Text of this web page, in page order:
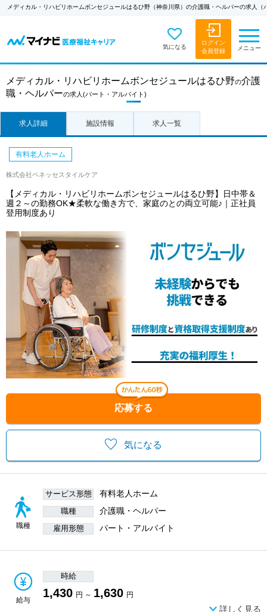
メディカル・リハビリホームボンセジュールはるひ野（神奈川県）の介護職・ヘルパーの求人（
気になる
ログイン
会員登録
メニュー
メディカル・リハビリホームボンセジュールはるひ野の介護
職・ヘルパーの求人 (パート・アルバイト)
求人詳細 施設情報 求人一覧
気になる
応募する
有料老人ホーム
株式会社ベネッセスタイルケア
【メディカル・リハビリホームボンセジュールはるひ野】日中帯＆
週２～の勤務OK★柔軟な働き方で、家庭のとの両立可能♪｜正社員
登用制度あり
職種
サービス形態 有料老人ホーム
職種 介護職・ヘルパー
雇用形態 パート・アルバイト
給与
時給
1,430 円 ～ 1,630 円
詳しく見る